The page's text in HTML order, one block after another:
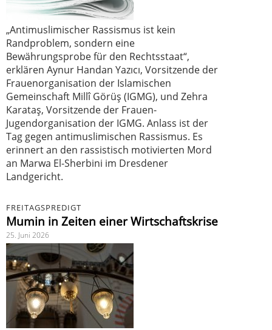
„Antimuslimischer Rassismus ist kein
Randproblem, sondern eine
Bewährungsprobe für den Rechtsstaat“,
erklären Aynur Handan Yazıcı, Vorsitzende der
Frauenorganisation der Islamischen
Gemeinschaft Millî Görüş (IGMG), und Zehra
Karataş, Vorsitzende der Frauen-
Jugendorganisation der IGMG. Anlass ist der
Tag gegen antimuslimischen Rassismus. Es
erinnert an den rassistisch motivierten Mord
an Marwa El-Sherbini im Dresdener
Landgericht.
FREITAGSPREDIGT
Mumin in Zeiten einer Wirtschaftskrise
25. Juni 2026